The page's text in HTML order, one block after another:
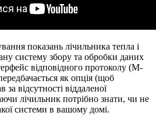
показань лічильника тепла і
систему збору та обробки даних
відповідного протоколу (M-
як опція (щоб
відсутності віддаленої
лічильник потрібно знати, чи не
системи в вашому домі.